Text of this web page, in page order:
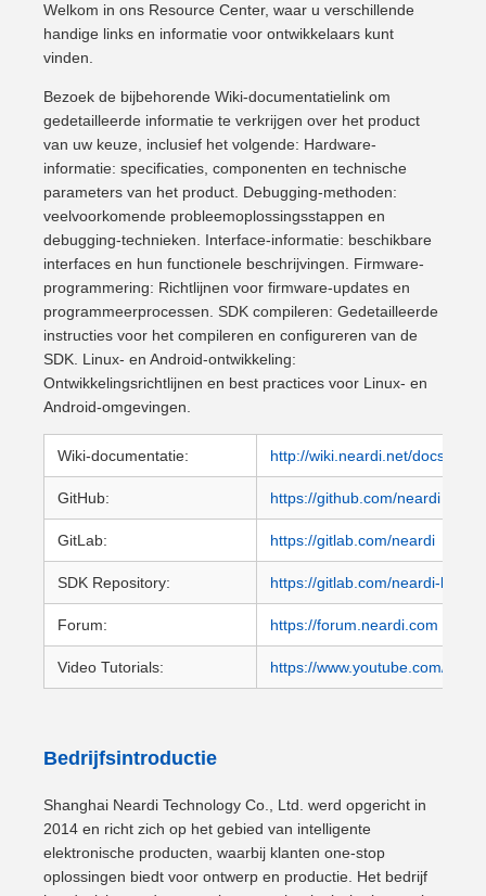
Welkom in ons Resource Center, waar u verschillende
handige links en informatie voor ontwikkelaars kunt
vinden.
Bezoek de bijbehorende Wiki-documentatielink om
gedetailleerde informatie te verkrijgen over het product
van uw keuze, inclusief het volgende: Hardware-
informatie: specificaties, componenten en technische
parameters van het product. Debugging-methoden:
veelvoorkomende probleemoplossingsstappen en
debugging-technieken. Interface-informatie: beschikbare
interfaces en hun functionele beschrijvingen. Firmware-
programmering: Richtlijnen voor firmware-updates en
programmeerprocessen. SDK compileren: Gedetailleerde
instructies voor het compileren en configureren van de
SDK. Linux- en Android-ontwikkeling:
Ontwikkelingsrichtlijnen en best practices voor Linux- en
Android-omgevingen.
Wiki-documentatie: http://wiki.neardi.net/docs/
GitHub: https://github.com/neardi
GitLab: https://gitlab.com/neardi
SDK Repository: https://gitlab.com/neardi-linux
Forum: https://forum.neardi.com
Video Tutorials: https://www.youtube.com/
Bedrijfsintroductie
Shanghai Neardi Technology Co., Ltd. werd opgericht in
2014 en richt zich op het gebied van intelligente
elektronische producten, waarbij klanten one-stop
oplossingen biedt voor ontwerp en productie. Het bedrijf